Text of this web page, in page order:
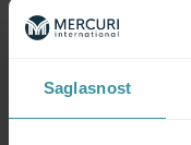
Saglasnost